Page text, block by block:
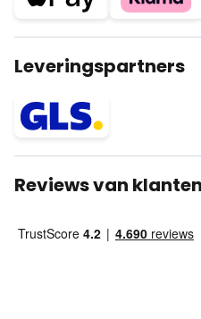
Leveringspartners
Reviews van klanten